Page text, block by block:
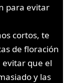
para evitar
cortos, te
de floración
evitar que el
y las